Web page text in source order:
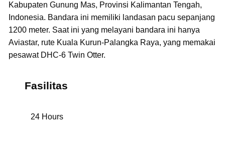
Kabupaten Gunung Mas, Provinsi Kalimantan Tengah,
Indonesia. Bandara ini memiliki landasan pacu sepanjang
1200 meter. Saat ini yang melayani bandara ini hanya
Aviastar, rute Kuala Kurun-Palangka Raya, yang memakai
pesawat DHC-6 Twin Otter.
Fasilitas
24 Hours